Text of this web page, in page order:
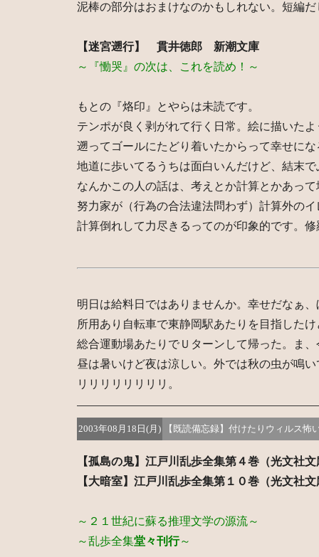
泥棒の部分はおまけなのかもしれない。短編だ
【迷宮遡行】 貫井徳郎 新潮文庫
～『慟哭』の次は、これを読め！～
もとの『烙印』とやらは未読です。
テンポが良く剥がれて行く日常。絵に描いた
遡ってゴールにたどり着いたからって幸せに
地道に歩いてるうちは面白いんだけど、結末
なんかこの人の話は、考えとか計算とかあっ
努力家が（行為の合法違法問わず）計算外の
計算倒れして力尽きるってのが印象的です。
明日は給料日ではありませんか。幸せだなぁ、
所用あり自転車で東静岡駅あたりを目指した
総合運動場あたりでＵターンして帰った。ま
昼は暑いけど夜は涼しい。外では秋の虫が鳴い
リリリリリリリリ。
2003年08月18日(月) 【既読備忘録】付けたりウィルス怖
【孤島の鬼】江戸川乱歩全集第４巻（光文社文
【大暗室】江戸川乱歩全集第１０巻（光文社文
～２１世紀に蘇る推理文学の源流～
～乱歩全集堂々刊行～